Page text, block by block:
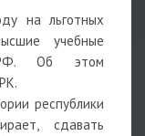
на льготных
учебные
РФ. Об этом
республики
сдавать